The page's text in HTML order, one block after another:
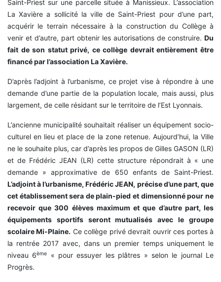
Saint-Priest sur une parcelle située à Manissieux. L’association
La Xavière a sollicité la ville de Saint-Priest pour d’une part,
acquérir le terrain nécessaire à la construction du Collège à
venir et d’autre, part obtenir les autorisations de construire. Du
fait de son statut privé, ce collège devrait entièrement être
financé par l’association La Xavière.
D’après l’adjoint à l’urbanisme, ce projet vise à répondre à une
demande d’une partie de la population locale, mais aussi, plus
largement, de celle résidant sur le territoire de l’Est Lyonnais.
L’ancienne municipalité souhaitait réaliser un équipement socio-
culturel en lieu et place de la zone retenue. Aujourd’hui, la Ville
ne le souhaite plus, car d’après les propos de Gilles GASON (LR)
et de Frédéric JEAN (LR) cette structure répondrait à « une
demande » approximative de 650 enfants de Saint-Priest.
L’adjoint à l’urbanisme, Frédéric JEAN, précise d’une part, que
cet établissement sera de plain-pied et dimensionné pour ne
recevoir que 300 élèves maximum et que d’autre part, les
équipements sportifs seront mutualisés avec le groupe
scolaire Mi-Plaine. Ce collège privé devrait ouvrir ces portes à
la rentrée 2017 avec, dans un premier temps uniquement le
niveau 6ème
« pour essuyer les plâtres » selon le journal Le
Progrès.